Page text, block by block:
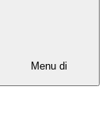
Menu di